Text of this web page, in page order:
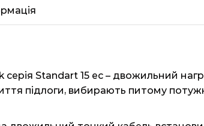
серія Standart 15 ec – двожильний
підлоги, вибирають питому